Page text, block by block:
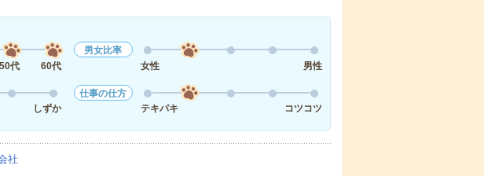
50代 60代
男女比率
女性
男性
しずか
仕事の仕方
テキパキ
コツコツ
社